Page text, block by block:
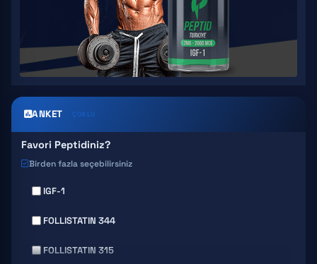
ANKET ÇOKLU
Favori Peptidiniz?
Birden fazla seçebilirsiniz
IGF-1
FOLLISTATIN 344
FOLLISTATIN 315